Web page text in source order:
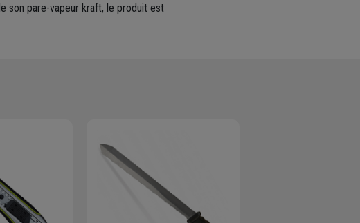
son pare-vapeur kraft, le produit est